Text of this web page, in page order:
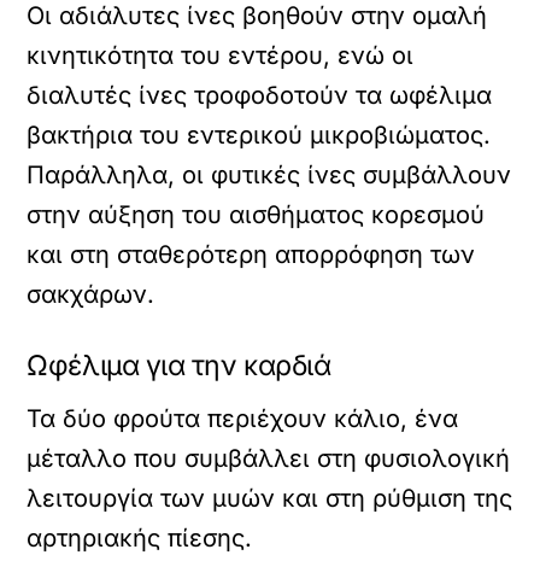
Οι αδιάλυτες ίνες βοηθούν στην ομαλή
κινητικότητα του εντέρου, ενώ οι
διαλυτές ίνες τροφοδοτούν τα ωφέλιμα
βακτήρια του εντερικού μικροβιώματος.
Παράλληλα, οι φυτικές ίνες συμβάλλουν
στην αύξηση του αισθήματος κορεσμού
και στη σταθερότερη απορρόφηση των
σακχάρων.
Ωφέλιμα για την καρδιά
Τα δύο φρούτα περιέχουν κάλιο, ένα
μέταλλο που συμβάλλει στη φυσιολογική
λειτουργία των μυών και στη ρύθμιση της
αρτηριακής πίεσης.